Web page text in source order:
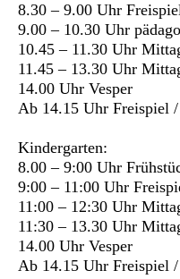
8.30 – 9.00 Uhr
9.00 – 10.30 Uhr
10.45 – 11.30 Uhr
11.45 – 13.30 Uhr
14.00 Uhr Vesper
Ab 14.15 Uhr Freispiel
Kindergarten:
8.00 – 9:00 Uhr
9:00 – 11:00 Uhr
11:00 – 12:30 Uhr
11:30 – 13.30 Uhr
14.00 Uhr Vesper
Ab 14.15 Uhr Freispiel